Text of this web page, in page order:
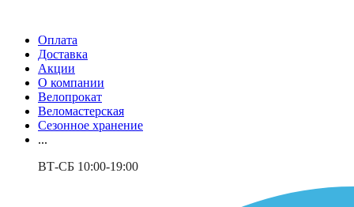
Оплата
Доставка
Акции
О компании
Велопрокат
Веломастерская
Сезонное хранение
...
ВТ-СБ 10:00-19:00